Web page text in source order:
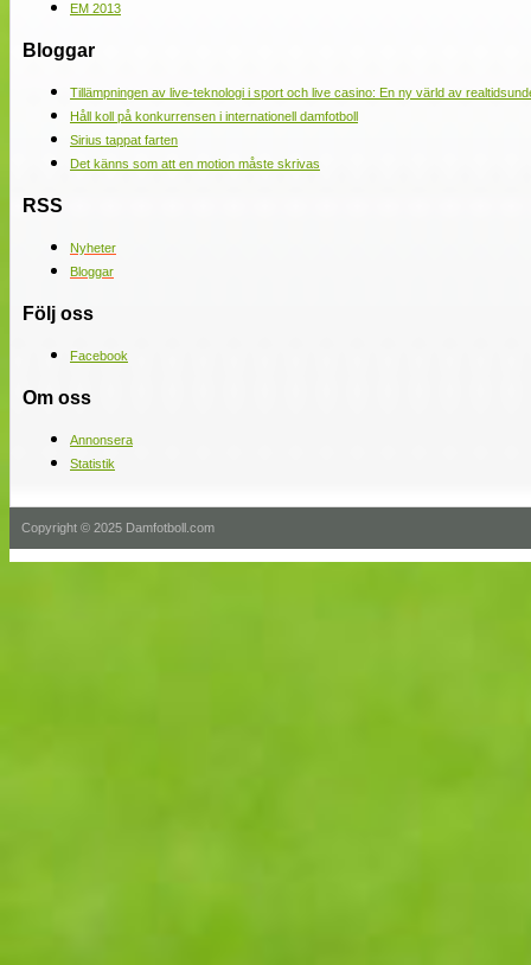
EM 2013
Bloggar
Tillämpningen av live-teknologi i sport och live casino: En ny värld av
Håll koll på konkurrensen i internationell damfotboll
Sirius tappat farten
Det känns som att en motion måste skrivas
RSS
Nyheter
Bloggar
Följ oss
Facebook
Om oss
Annonsera
Statistik
Copyright © 2025 Damfotboll.com